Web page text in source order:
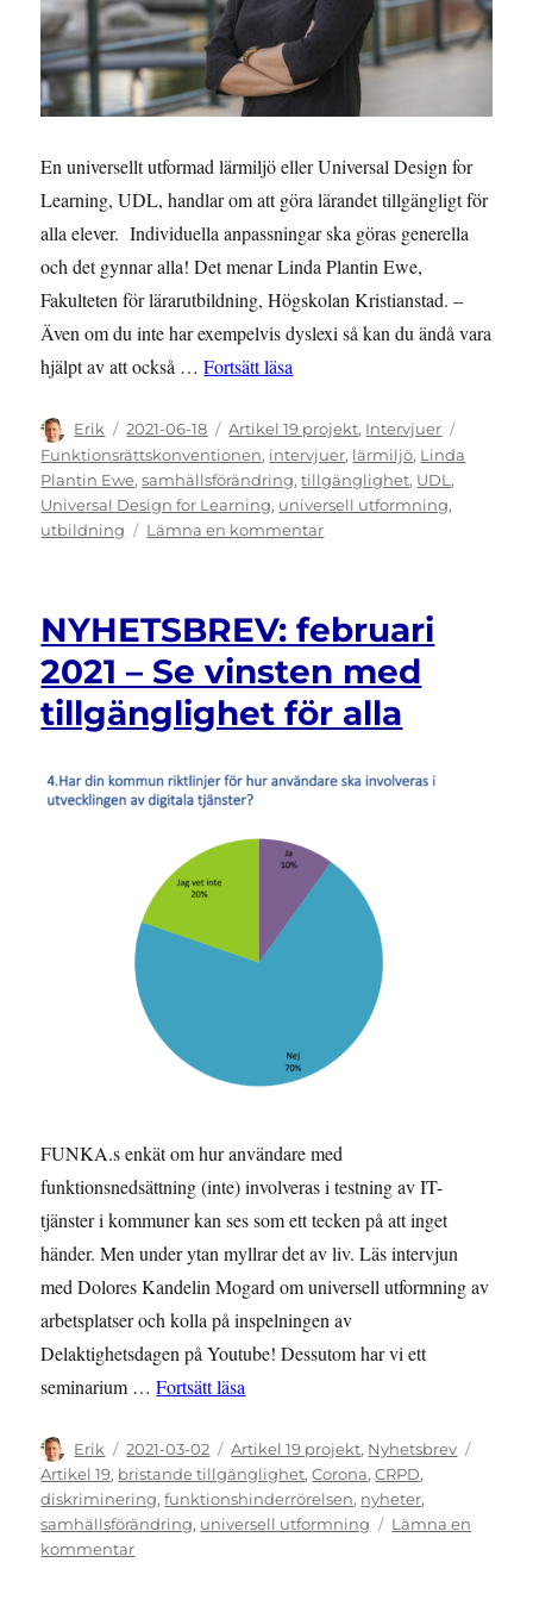
En universellt utformad lärmiljö eller Universal Design for
Learning, UDL, handlar om att göra lärandet tillgängligt för
alla elever. Individuella anpassningar ska göras generella
och det gynnar alla! Det menar Linda Plantin Ewe,
Fakulteten för lärarutbildning, Högskolan Kristianstad. –
Även om du inte har exempelvis dyslexi så kan du ändå vara
hjälpt av att också …Fortsätt läsa
Författare
Erik
Publicerat
den
2021-06-18 Kategorier
Artikel 19 projekt, Intervjuer
Funktionsrättskonventionen, intervjuer, lärmiljö, Linda
Plantin Ewe,samhällsförändring,tillgänglighet, UDL ,
Universal Design for Learning, universell utformning,
utbildning
Lämna en kommentartill
Universal
Design
for
Learning
NYHETSBREV: februari
2021 – Se vinsten med
tillgänglighet för alla
FUNKA.s enkät om hur användare med
funktionsnedsättning (inte) involveras i testning av IT-
tjänster i kommuner kan ses som ett tecken på att inget
händer. Men under ytan myllrar det av liv. Läs intervjun
med Dolores Kandelin Mogard om universell utformning av
arbetsplatser och kolla på inspelningen av
Delaktighetsdagen på Youtube! Dessutom har vi ett
seminarium …Fortsätt läsa
Författare
Erik
Publicerat
den
2021-03-02 Kategorier
Artikel 19 projekt, Nyhetsbrev
Artikel 19, bristande tillgänglighet,Corona,CRPD,
diskriminering,funktionshinderrörelsen, nyheter,
samhällsförändring, universell utformning
Lämna en
kommentartill